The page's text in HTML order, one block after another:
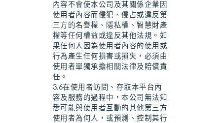
內容不會使本公司及其關係企業因
使用者內容而侵犯、侵占或違反第
三方的名譽權、隱私權、智慧財產
權等任何權益或違反其他法規。如
果任何人因為使用者內容的使用或
行為產生任何損害或損失，必須由
使用者單獨承擔相關法律及賠償責
任。
3.6在使用者訪問、存取本平台內
容及服務的過程中，本公司無法知
悉可能與使用者互動的其他第三方
使用者為何人，或預測、控制其行